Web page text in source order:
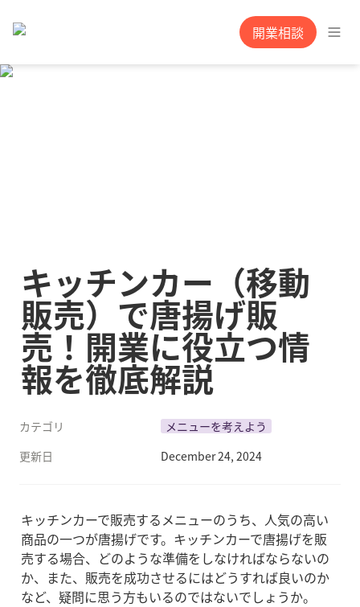
開業相談
キッチンカー（移動
販売）で唐揚げ販
売！開業に役立つ情
報を徹底解説
カテゴリ
メニューを考えよう
更新日
December 24, 2024
キッチンカーで販売するメニューのうち、人気の高い
商品の一つが唐揚げです。キッチンカーで唐揚げを販
売する場合、どのような準備をしなければならないの
か、また、販売を成功させるにはどうすれば良いのか
など、疑問に思う方もいるのではないでしょうか。